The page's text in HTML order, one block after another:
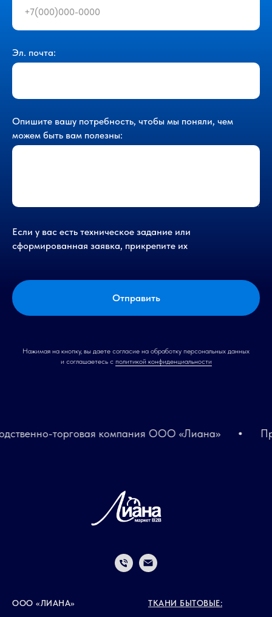
Эл. почта:
Опишите вашу потребность, чтобы мы поняли, чем
можем быть вам полезны:
Если у вас есть техническое задание или
сформированная заявка, прикрепите их
Отправить
Нажимая на кнопку, вы даете согласие на обработку персональных данных
и соглашаетесь c политикой конфиденциальности
торговая компания ООО «Лиана»
ООО «ЛИАНА»
ТКАНИ БЫТОВЫЕ: